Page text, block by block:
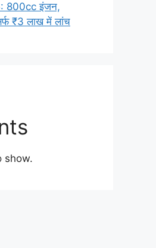
800cc इंजन,
₹3 लाख में लांच
show.